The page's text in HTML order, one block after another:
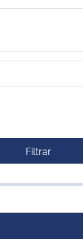
Filtrar